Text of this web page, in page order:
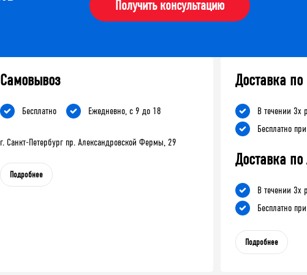
Получить консультацию
Самовывоз
Бесплатно Ежедневно, с 9 до 18
г. Санкт-Петербург пр. Александровской Фермы, 29
Подробнее
Доставка
В течении 3х
Бесплатно
Доставка
В течении 3х
Бесплатно
Подробнее